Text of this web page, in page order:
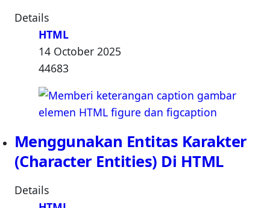
Details
HTML
14 October 2025
44683
Menggunakan Entitas Karakter
(Character Entities) Di HTML
Details